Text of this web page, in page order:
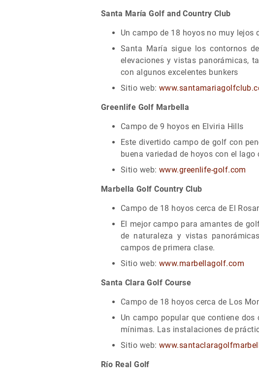
Santa María Golf and Country Club
Un campo de 18 hoyos no muy lejos
Santa María sigue los contornos
elevaciones y vistas panorámicas,
con algunos excelentes bunkers
Sitio web:
Greenlife Golf Marbella
Campo de 9 hoyos en Elviria Hills
Este divertido campo de golf con
buena variedad de hoyos con el
Sitio web: www.greenlife-golf.com
Marbella Golf Country Club
Campo de 18 hoyos cerca de El
El mejorcampo para amantes de
de naturaleza y vistas
campos de primera clase.
Sitio web: www.marbellagolf.com
Santa Clara Golf Course
Campo de 18 hoyos cerca de Los
Un campo popular que contiene
mínimas. Las instalaciones de
Sitio web:
Río Real Golf